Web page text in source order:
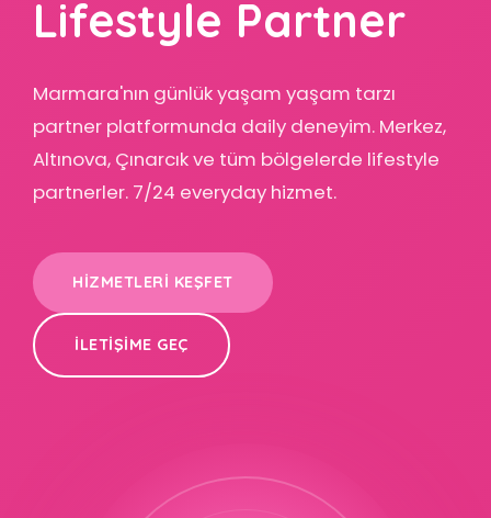
Lifestyle Partner
Marmara'nın günlük yaşam yaşam tarzı
partner platformunda daily deneyim. Merkez,
Altınova, Çınarcık ve tüm bölgelerde lifestyle
partnerler. 7/24 everyday hizmet.
HIZMETLERI KEŞFET
İLETIŞIME GEÇ